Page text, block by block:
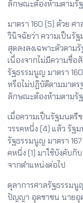
ลักษณะต้องห้ามตามรั
มาตรา 160 (5) ด้วย ศ
วินิจฉัยว่า ความเป็นรั
สุดลงลงเฉพาะตัวตาม
เนื่องจากไม่มีความชื่
รัฐธรรมนูญ มาตรา
หรือไม่ปฏิบัติตามมาตร
ลักษณะต้องห้ามตามรั
เมื่อความเป็นรัฐมนตรี
วรรคหนึ่ง (4) แล้ว รัฐ
รัฐธรรมนูญ มาตรา 167
คหนึ่ง (1) มาใช้บังคับ
จากตำแหน่งต่อไป
ตุลาการศาลรัฐธรรมนู
ปัญญา อุดชาชน นายอุ